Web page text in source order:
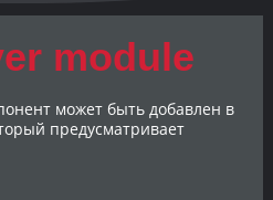
module
может быть добавлен в
предусматривает